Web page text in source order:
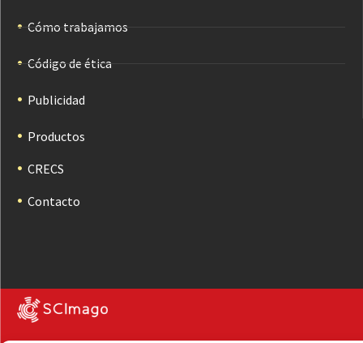
Cómo trabajamos
Código de ética
Publicidad
Productos
CRECS
Contacto